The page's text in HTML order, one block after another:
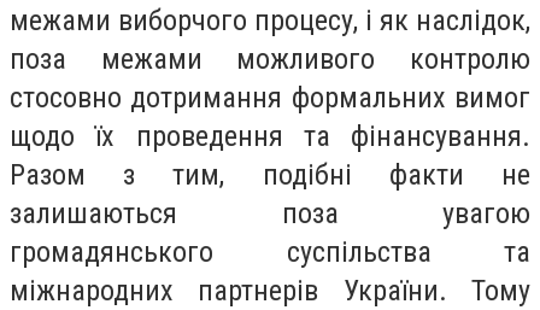
межами виборчого процесу, і як наслідок,
поза межами можливого контролю
стосовно дотримання формальних вимог
щодо їх проведення та фінансування.
Разом з тим, подібні факти не
залишаються поза увагою
громадянського суспільства та
міжнародних партнерів України. Тому